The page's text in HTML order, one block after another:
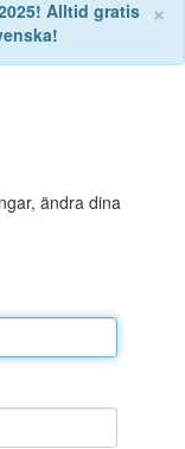
×
Alltid gratis
ändra dina